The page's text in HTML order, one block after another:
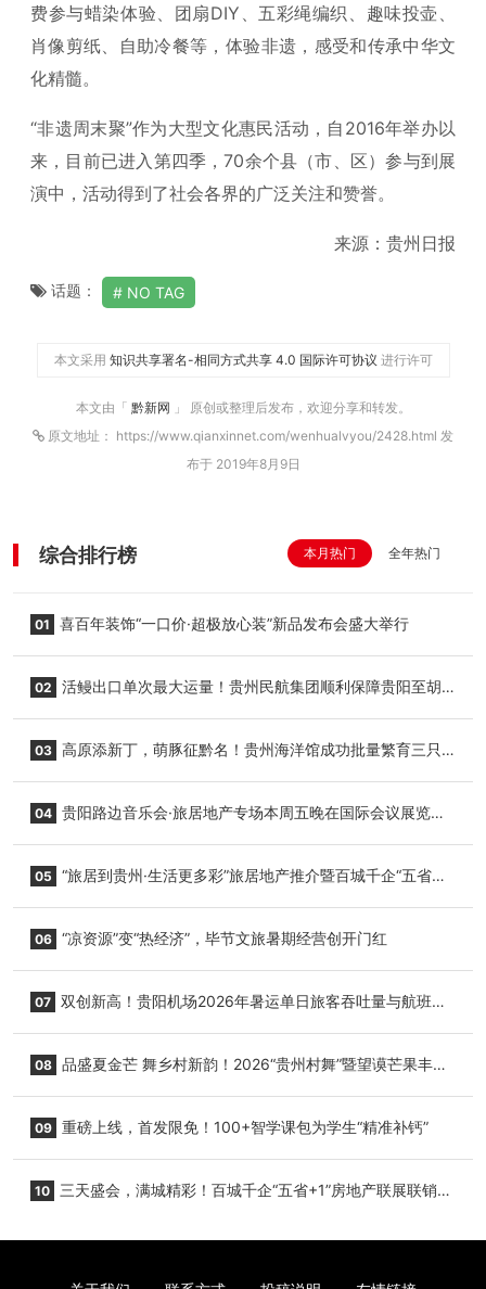
费参与蜡染体验、团扇DIY、五彩绳编织、趣味投壶、
肖像剪纸、自助冷餐等，体验非遗，感受和传承中华文
化精髓。
“非遗周末聚”作为大型文化惠民活动，自2016年举办以
来，目前已进入第四季，70余个县（市、区）参与到展
演中，活动得到了社会各界的广泛关注和赞誉。
来源：贵州日报
话题： NO TAG
本文采用 知识共享署名-相同方式共享 4.0 国际许可协议 进行许可
本文由「 黔新网 」 原创或整理后发布，欢迎分享和转发。
原文地址： https://www.qianxinnet.com/wenhualvyou/2428.html 发
布于 2019年8月9日
综合排行榜 本月热门 全年热门
01 喜百年装饰“一口价·超极放心装”新品发布会盛大举行
02 活鳗出口单次最大运量！贵州民航集团顺利保障贵阳至胡
03 高原添新丁，萌豚征黔名！贵州海洋馆成功批量繁育三只
04 贵阳路边音乐会·旅居地产专场本周五晚在国际会议展览中
05 “旅居到贵州·生活更多彩”旅居地产推介暨百城千企“五省
06 “凉资源”变“热经济”，毕节文旅暑期经营创开门红
07 双创新高！贵阳机场2026年暑运单日旅客吞吐量与航班起
08 品盛夏金芒 舞乡村新韵！2026“贵州村舞”暨望谟芒果丰收
09 重磅上线，首发限免！100+智学课包为学生“精准补钙”
10 三天盛会，满城精彩！百城千企“五省+1”房地产联展联销活